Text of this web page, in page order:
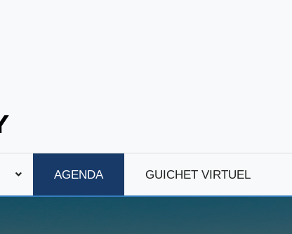
AGENDA GUICHET VIRTUEL